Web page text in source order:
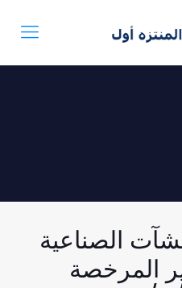
الصناعية
المرخصة